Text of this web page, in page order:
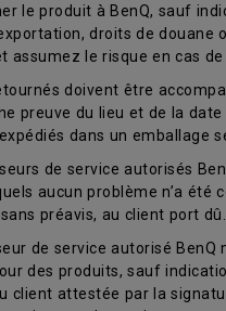
le produit à BenQ, sauf
droits de
assumez le risque en cas de
doivent être
preuve du lieu et de la
dans un emballage
de service autorisés
aucun problème n’a
préavis, au client port dû.
de service autorisé
des produits, sauf
client attestée par la